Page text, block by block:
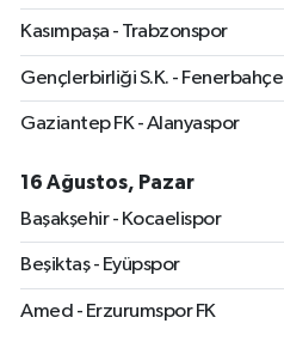
Kasımpaşa - Trabzonspor
Gençlerbirliği S.K. - Fenerbahçe
Gaziantep FK - Alanyaspor
16 Ağustos, Pazar
Başakşehir - Kocaelispor
Beşiktaş - Eyüpspor
Amed - Erzurumspor FK